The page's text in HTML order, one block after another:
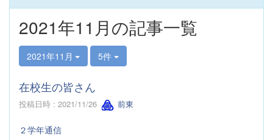
2021年11月の記事一覧
2021年11月 5件
在校生の皆さん
投稿日時 : 2021/11/26 前東
２学年通信